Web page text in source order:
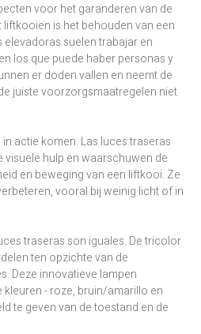
voor het garanderen van de
is het behouden van een
elevadoras suelen trabajar en
los que puede haber personas y
er doden vallen en neemt de
juiste voorzorgsmaatregelen niet
actie komen. Las luces traseras
hulp en waarschuwen de
en beweging van een liftkooi. Ze
vooral bij weinig licht of in
traseras son iguales. De tricolor
ten opzichte van de
Deze innovatieve lampen
- roze, bruin/amarillo en
te geven van de toestand en de